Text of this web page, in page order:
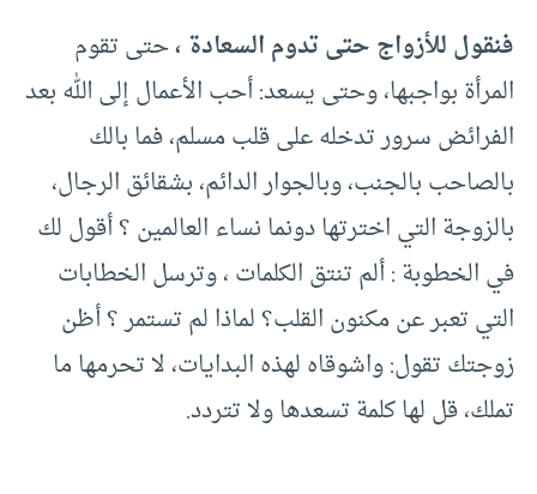
فنقول للأزواج حتى تدوم السعادة ،حتى تقوم
المرأة بواجبها، وحتى يسعد: أحب الأعمال إلى الله بعد
الفرائض سرور تدخله على قلب مسلم، فما بالك
بالصاحب بالجنب، وبالجوار الدائم، بشقائق الرجال،
بالزوجة التي اخترتها دونما نساء العالمين ؟ أقول لك
في الخطوبة : ألم تنتق الكلمات ، وترسل الخطابات
التي تعبر عن مكنون القلب؟ لماذا لم تستمر ؟ أظن
زوجتك تقول: واشوقاه لهذه البدايات، لا تحرمها ما
تملك، قل لها كلمة تسعدها ولا تتردد.